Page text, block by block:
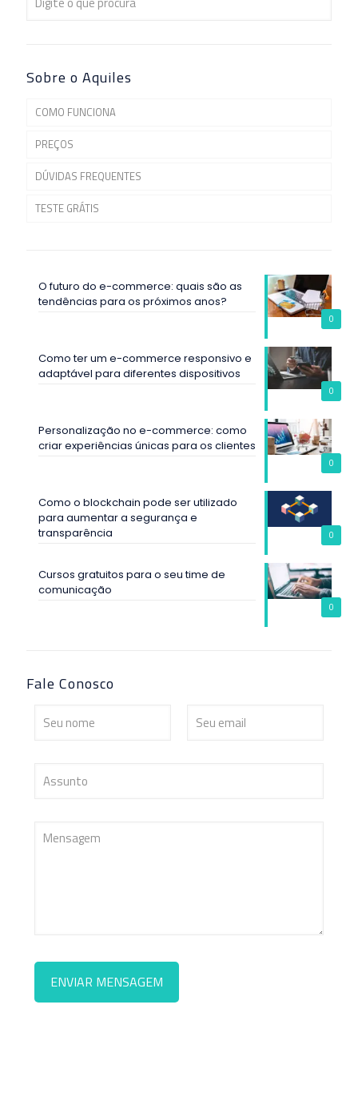
Sobre o Aquiles
COMO FUNCIONA
PREÇOS
DÚVIDAS FREQUENTES
TESTE GRÁTIS
0
O futuro do e-commerce: quais são as
tendências para os próximos anos?
0
Como ter um e-commerce responsivo e
adaptável para diferentes dispositivos
0
Personalização no e-commerce: como
criar experiências únicas para os clientes
0
Como o blockchain pode ser utilizado
para aumentar a segurança e
transparência
0
Cursos gratuitos para o seu time de
comunicação
Fale Conosco